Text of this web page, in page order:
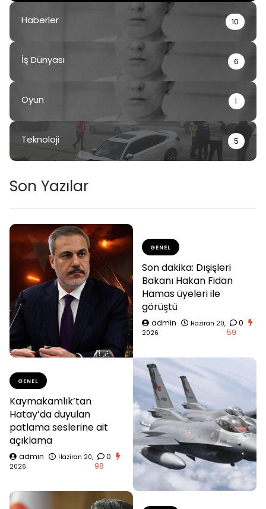
Haberler 10
İş Dünyası 6
Oyun 1
Teknoloji 5
Son Yazılar
GENEL
Son dakika: Dışişleri
Bakanı Hakan Fidan
Hamas üyeleri ile
görüştü
admin
Haziran 20,
2026
0
59
GENEL
Kaymakamlık’tan
Hatay’da duyulan
patlama seslerine ait
açıklama
admin
Haziran 20,
2026
0
98